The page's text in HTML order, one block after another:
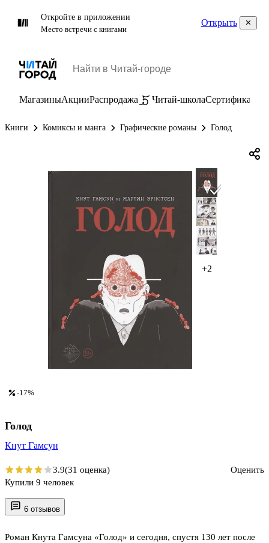
Откройте в приложении
Место встречи с книгами
Открыть
МагазиныАкцииРаспродажа Читай-школаСертификаты
Книги Комиксы и манга Графические романы Голод
+2
6 отзывов
Роман Кнута Гамсуна «Голод» и сегодня, спустя 130 лет после
-17%
Голод
Кнут Гамсун
3.9(31 оценка)
Оценить
Купили 9 человек